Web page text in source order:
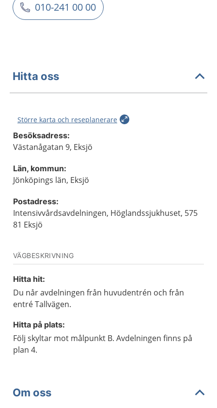
010-241 00 00
Hitta oss
Större karta och reseplanerare
Besöksadress:
Västanågatan 9, Eksjö
Län, kommun:
Jönköpings län, Eksjö
Postadress:
Intensivvårdsavdelningen, Höglandssjukhuset, 575
81 Eksjö
VÄGBESKRIVNING
Hitta hit:
Du når avdelningen från huvudentrén och från
entré Tallvägen.
Hitta på plats:
Följ skyltar mot målpunkt B. Avdelningen finns på
plan 4.
Om oss